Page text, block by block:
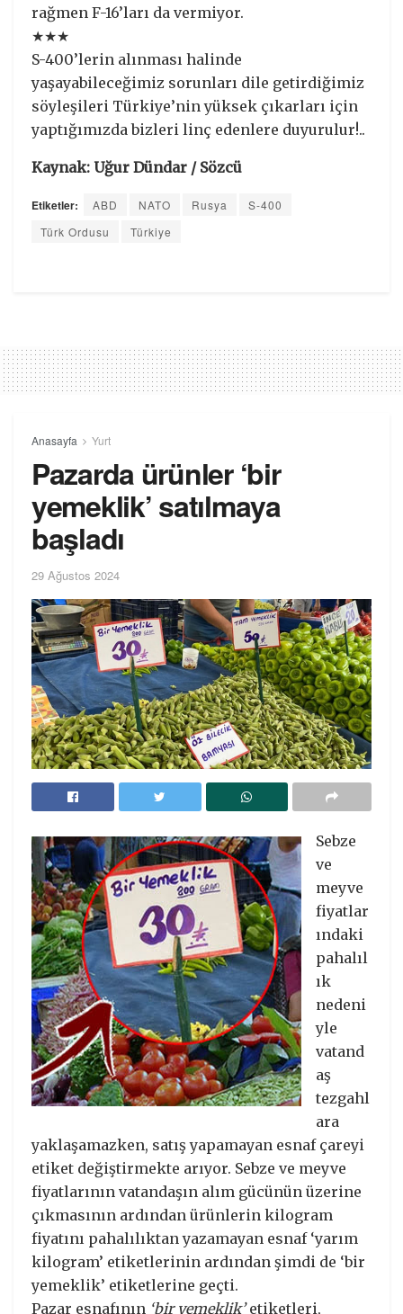
rağmen F-16’ları da vermiyor.
★★★
S-400’lerin alınması halinde
yaşayabileceğimiz sorunları dile getirdiğimiz
söyleşileri Türkiye’nin yüksek çıkarları için
yaptığımızda bizleri linç edenlere duyurulur!..
Kaynak: Uğur Dündar / Sözcü
Etiketler: ABD NATO Rusya
S-400
Türk Ordusu
Türkiye
Anasayfa Yurt
Pazarda ürünler ‘bir
yemeklik’ satılmaya
başladı
29 Ağustos 2024
Sebze
ve
meyve
fiyatlar
ındaki
pahalıl
ık
nedeni
yle
vatand
aş
tezgahl
ara
yaklaşamazken, satış yapamayan esnaf çareyi
etiket değiştirmekte arıyor. Sebze ve meyve
fiyatlarının vatandaşın alım gücünün üzerine
çıkmasının ardından ürünlerin kilogram
fiyatını pahalılıktan yazamayan esnaf ‘yarım
kilogram’ etiketlerinin ardından şimdi de ‘bir
yemeklik’ etiketlerine geçti.
Pazar esnafının ‘bir yemeklik’etiketleri,